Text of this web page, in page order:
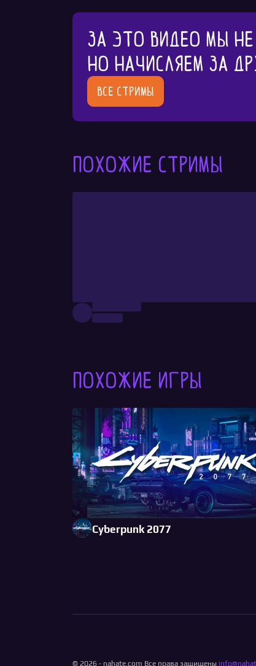
За это видео мы
Но начисляем за
Все стримы
Похожие стримы
Похожие игры
Cyberpunk 2077
© 2026 - nahate.com Все права защищены